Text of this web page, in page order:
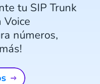
tu SIP Trunk
números,